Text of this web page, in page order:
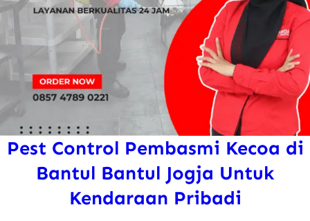
Pest Control Pembasmi Kecoa di
Bantul Bantul Jogja Untuk
Kendaraan Pribadi